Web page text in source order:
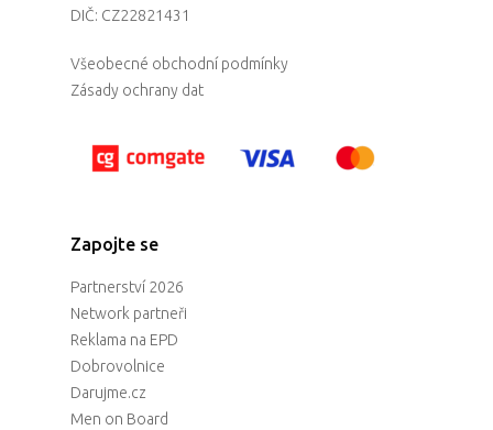
DIČ: CZ22821431
Všeobecné obchodní podmínky
Zásady ochrany dat
Zapojte se
Partnerství 2026
Network partneři
Reklama na EPD
Dobrovolnice
Darujme.cz
Men on Board